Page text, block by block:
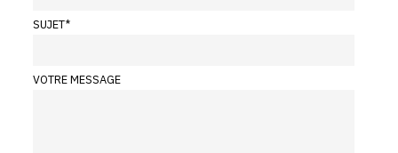
SUJET*
VOTRE MESSAGE